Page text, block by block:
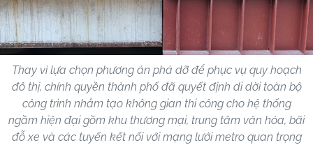
Thay vì lựa chọn phương án phá dỡ để phục vụ quy hoạch
đô thị, chính quyền thành phố đã quyết định di dời toàn bộ
công trình nhằm tạo không gian thi công cho hệ thống
ngầm hiện đại gồm khu thương mại, trung tâm văn hóa, bãi
đỗ xe và các tuyến kết nối với mạng lưới metro quan trọng